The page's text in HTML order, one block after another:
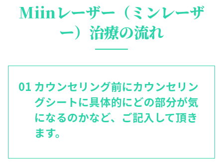
Miinレーザー（ミンレーザ
ー）治療の流れ
カウンセリング前にカウンセリン
グシートに具体的にどの部分が気
になるのかなど、ご記入して頂き
ます。